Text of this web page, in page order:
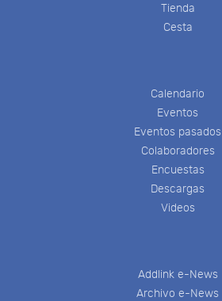
Tienda
Cesta
Calendario
Eventos
Eventos pasados
Colaboradores
Encuestas
Descargas
Videos
Addlink e-News
Archivo e-News